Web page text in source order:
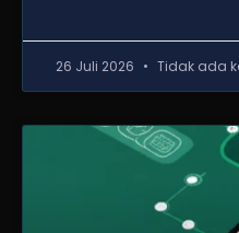
26 Juli 2026 Tidak ada